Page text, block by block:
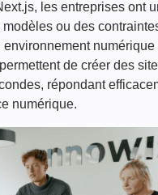
les entreprises ont
ou des
de créer des
répondant
numérique.